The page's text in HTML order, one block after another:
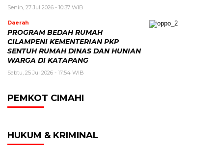
Senin, 27 Jul 2026 - 10:37 WIB
Daerah
PROGRAM BEDAH RUMAH
CILAMPENI KEMENTERIAN PKP
SENTUH RUMAH DINAS DAN HUNIAN
WARGA DI KATAPANG
Sabtu, 25 Jul 2026 - 17:54 WIB
PEMKOT CIMAHI
HUKUM & KRIMINAL